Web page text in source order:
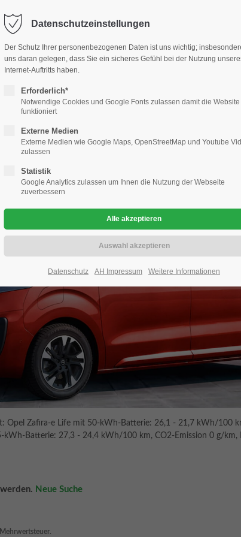
dolor sit amet:
/ 365days
support for our customers
8:00am - 5:00pm
Automobilcenter Kramm
030 76 76 73 28 0
kramm.de
Gewerbekunden Gebrauchtwagen
volution!
E
Zafira-e Life mit 50-kWh-Batterie: 26,1 - 21,7 kWh/100
Batterie: 27,3 - 24,4 kWh/100 km, CO2-Emission 0 g/km,
Neue Suche
Datenschutzeinstellungen
Der Schutz Ihrer personenbezogenen Daten ist uns wichtig;
uns daran gelegen, dass Sie ein sicheres Gefühl bei der Nutzung
Internet-Auftritts haben.
Erforderlich*
Notwendige Cookies und Google Fonts zulassen damit die Website
funktioniert
Externe Medien
Externe Medien wie Google Maps, OpenStreetMap und Youtube
zulassen
Statistik
Google Analytics zulassen um Ihnen die Nutzung der Webseite
zuverbessern
Datenschutz AH Impressum Weitere Informationen